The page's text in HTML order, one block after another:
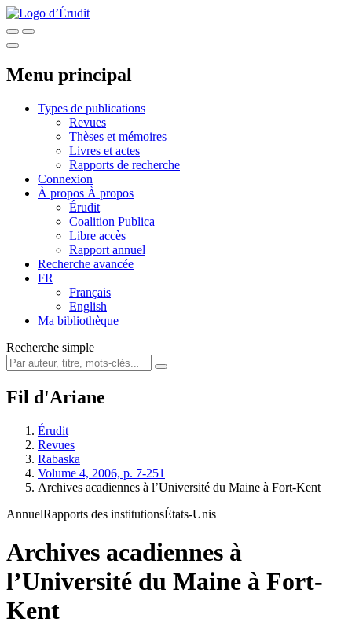
Menu principal
Types de publications
Revues
Thèses et mémoires
Livres et actes
Rapports de recherche
Connexion
À propos À propos
Érudit
Coalition Publica
Libre accès
Rapport annuel
Recherche avancée
FR
Français
English
Ma bibliothèque
Recherche simple
Fil d'Ariane
Érudit
Revues
Rabaska
Volume 4, 2006, p. 7-251
Archives acadiennes à l’Université du Maine à Fort-Kent
AnnuelRapports des institutionsÉtats-Unis
Archives acadiennes à
l’Université du Maine à Fort-
Kent